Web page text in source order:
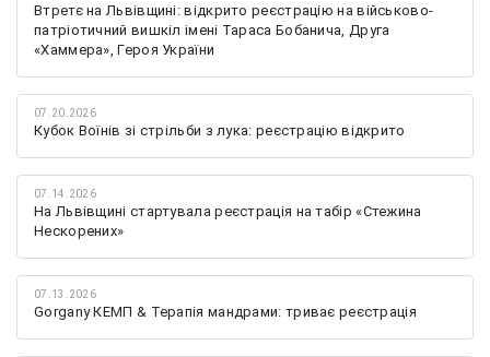
Втретє на Львівщині: відкрито реєстрацію на військово-
патріотичний вишкіл імені Тараса Бобанича, Друга
«Хаммера», Героя України
07.20.2026
Кубок Воїнів зі стрільби з лука: реєстрацію відкрито
07.14.2026
На Львівщині стартувала реєстрація на табір «Стежина
Нескорених»
07.13.2026
Gorgany КЕМП & Терапія мандрами: триває реєстрація